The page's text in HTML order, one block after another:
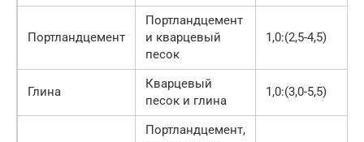
Портландцемент
Портландцемент
и кварцевый
песок
1,0:(2,5-4,5)
Глина
Кварцевый
песок и глина
1,0:(3,0-5,5)
Портландцемент,